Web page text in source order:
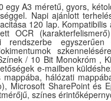
egy A3 méretű, gyors,
Napi ajánlott
120 lap.
OCR
rendszerbe
/ 10 Bit Monokróm ,
e-mailben
hálózati
Microsoft SharePoint és
színes